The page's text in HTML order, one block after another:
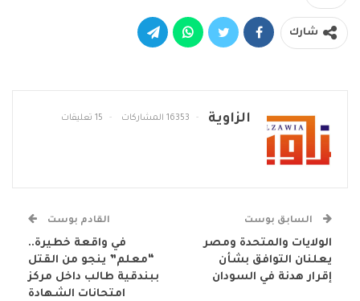
شارك
الزاوية 16353 المشاركات 15 تعليقات
السابق بوست
الولايات والمتحدة ومصر
يعلنان التوافق بشأن
إقرار هدنة في السودان
القادم بوست
في واقعة خطيرة..
“معلم” ينجو من القتل
ببندقية طالب داخل مركز
امتحانات الشهادة